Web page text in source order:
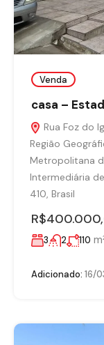
Venda
casa –
Rua Foz do
Região
Metropolitana
Intermediária
410, Brasil
3 2 110
Adicionado: 16/